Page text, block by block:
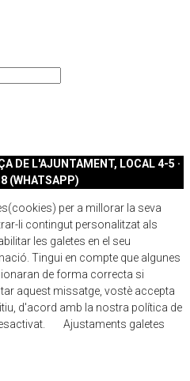
DE L'AJUNTAMENT, LOCAL 4-5 ·
(WHATSAPP)
per a millorar la seva
li contingut personalitzat als
les galetes en el seu
Tingui en compte que algunes
de forma correcta si
aquest missatge, vostè accepta
d'acord amb la nostra política de
Ajustaments galetes